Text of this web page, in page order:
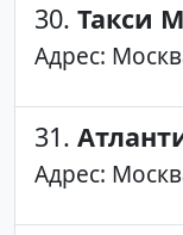
30. Такси
Адрес:
31.
Адрес: